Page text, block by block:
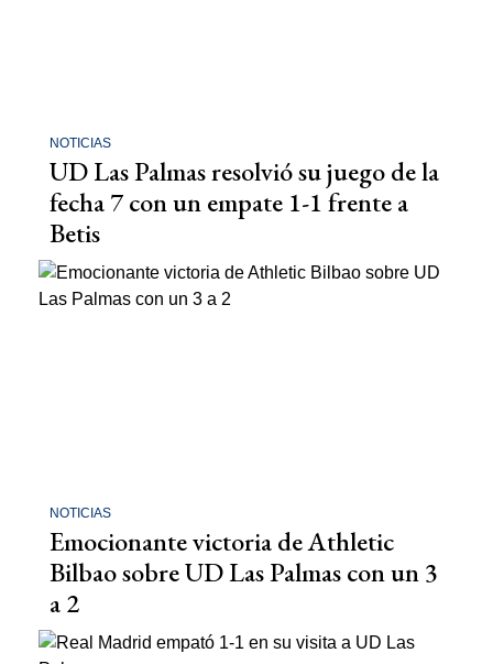
NOTICIAS
UD Las Palmas resolvió su juego de la
fecha 7 con un empate 1-1 frente a
Betis
NOTICIAS
Emocionante victoria de Athletic
Bilbao sobre UD Las Palmas con un 3
a 2